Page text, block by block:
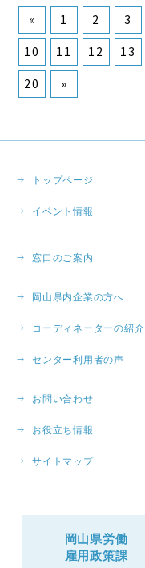
« 1 2 3
10
11 12 13
20
»
トップページ
イベント情報
窓口のご案内
岡山県内企業の方へ
コーディネーターの紹介
センター利用者の声
お問い合わせ
お役立ち情報
サイトマップ
岡山県労働
雇用政策課